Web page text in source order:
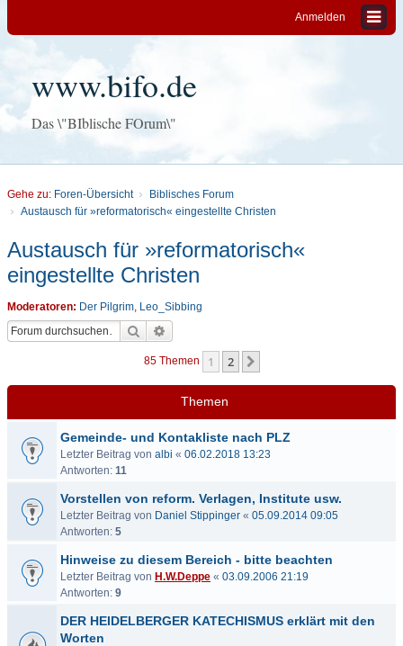
Anmelden
www.bifo.de
Das \"BIblische FOrum\"
Gehe zu: Foren-Übersicht
Biblisches Forum
Austausch für »reformatorisch« eingestellte Christen
Austausch für »reformatorisch«
eingestellte Christen
Moderatoren: Der Pilgrim, Leo_Sibbing
Suche
85 Themen 1 2
Themen
Gemeinde- und Kontakliste nach PLZ
Letzter Beitrag von albi « 06.02.2018 13:23
Antworten: 11
Vorstellen von reform. Verlagen, Institute usw.
Letzter Beitrag von Daniel Stippinger « 05.09.2014 09:05
Antworten: 5
Hinweise zu diesem Bereich - bitte beachten
Letzter Beitrag von H.W.Deppe « 03.09.2006 21:19
Antworten: 9
DER HEIDELBERGER KATECHISMUS erklärt mit den
Worten